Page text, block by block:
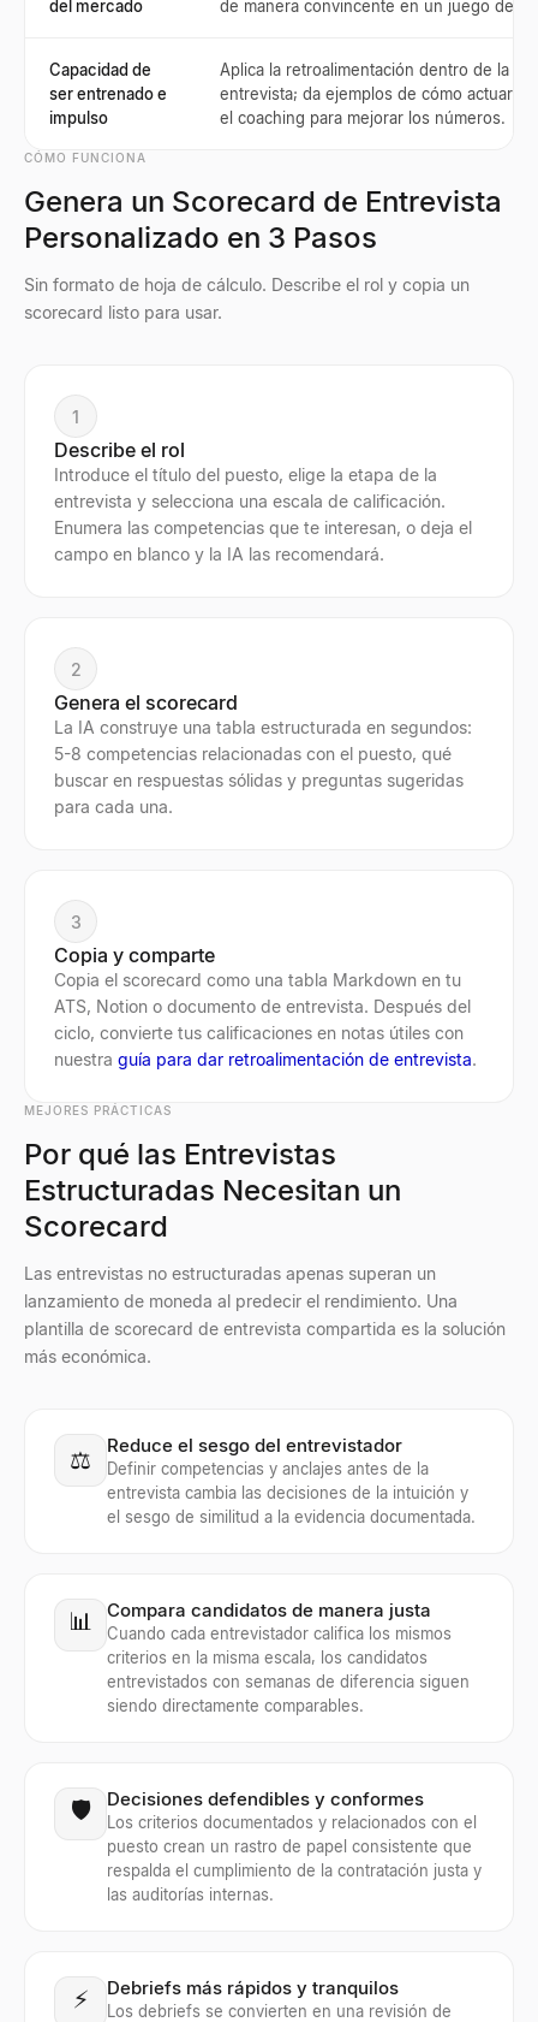
del mercado de manera convincente en un juego de
Capacidad de
ser entrenado e
impulso
Aplica la retroalimentación dentro de la
entrevista; da ejemplos de cómo actuar
el coaching para mejorar los números.
CÓMO FUNCIONA
Genera un Scorecard de Entrevista
Personalizado en 3 Pasos
Sin formato de hoja de cálculo. Describe el rol y copia un
scorecard listo para usar.
1
Describe el rol
Introduce el título del puesto, elige la etapa de la
entrevista y selecciona una escala de calificación.
Enumera las competencias que te interesan, o deja el
campo en blanco y la IA las recomendará.
2
Genera el scorecard
La IA construye una tabla estructurada en segundos:
5-8 competencias relacionadas con el puesto, qué
buscar en respuestas sólidas y preguntas sugeridas
para cada una.
3
Copia y comparte
Copia el scorecard como una tabla Markdown en tu
ATS, Notion o documento de entrevista. Después del
ciclo, convierte tus calificaciones en notas útiles con
nuestra guía para dar retroalimentación de entrevista.
MEJORES PRÁCTICAS
Por qué las Entrevistas
Estructuradas Necesitan un
Scorecard
Las entrevistas no estructuradas apenas superan un
lanzamiento de moneda al predecir el rendimiento. Una
plantilla de scorecard de entrevista compartida es la solución
más económica.
⚖️
Reduce el sesgo del entrevistador
Definir competencias y anclajes antes de la
entrevista cambia las decisiones de la intuición y
el sesgo de similitud a la evidencia documentada.
📊 Compara candidatos de manera justa
Cuando cada entrevistador califica los mismos
criterios en la misma escala, los candidatos
entrevistados con semanas de diferencia siguen
siendo directamente comparables.
🛡️ Decisiones defendibles y conformes
Los criterios documentados y relacionados con el
puesto crean un rastro de papel consistente que
respalda el cumplimiento de la contratación justa y
las auditorías internas.
⚡ Debriefs más rápidos y tranquilos
Los debriefs se convierten en una revisión de